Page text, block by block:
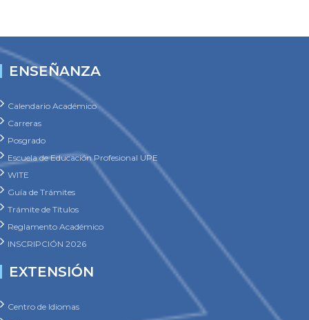
ENSEÑANZA
Calendario Académico
Carreras
Posgrado
Escuela de Educación Profesional UPE
WITE
Guía de Trámites
Trámite de Títulos
Reglamento Académico
INSCRIPCIÓN 2026
EXTENSIÓN
Centro de Idiomas